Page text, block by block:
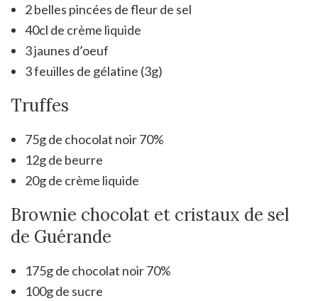
2 belles pincées de fleur de sel
40cl de crème liquide
3 jaunes d’oeuf
3 feuilles de gélatine (3g)
Truffes
75g de chocolat noir 70%
12g de beurre
20g de crème liquide
Brownie chocolat et cristaux de sel
de Guérande
175g de chocolat noir 70%
100g de sucre